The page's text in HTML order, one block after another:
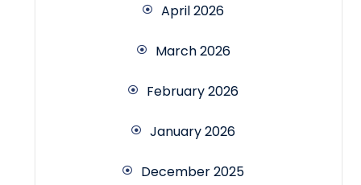
April 2026
March 2026
February 2026
January 2026
December 2025